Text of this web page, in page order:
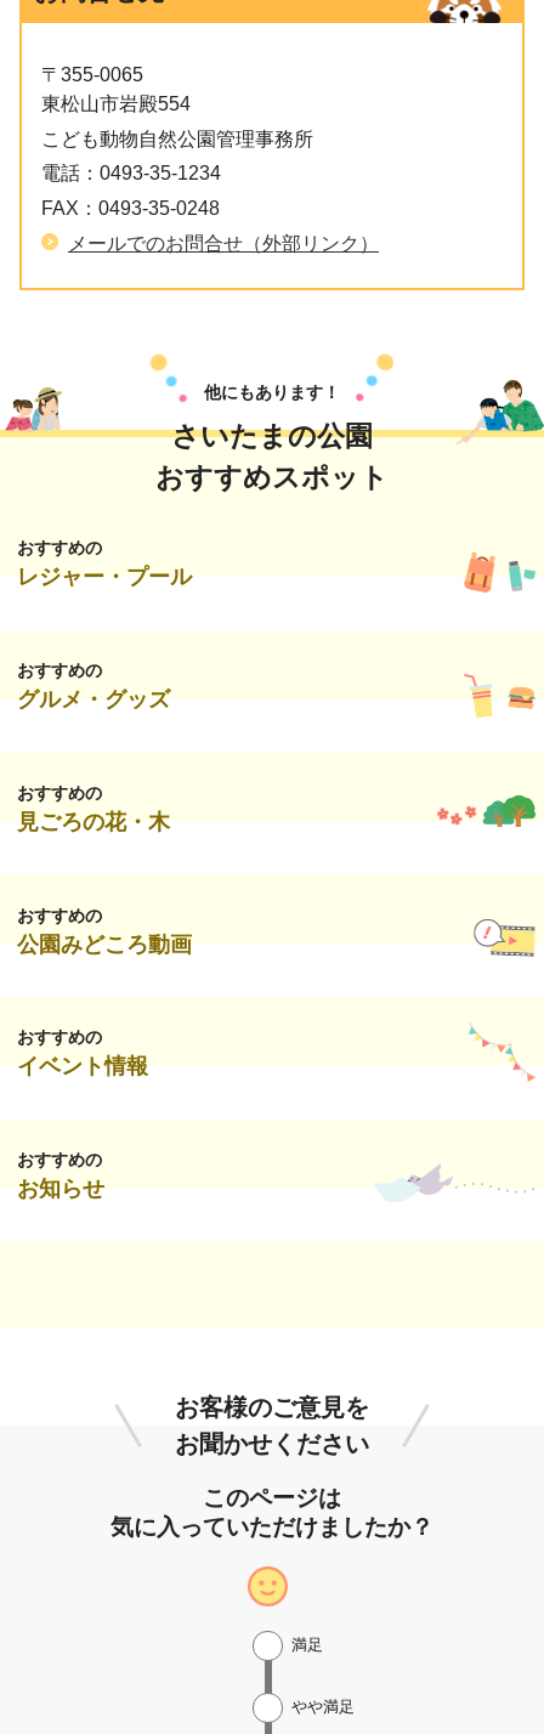
〒355-0065
東松山市岩殿554
こども動物自然公園管理事務所
電話： 0493-35-1234
FAX： 0493-35-0248
メールでのお問合せ（外部リンク）
他にもあります！
さいたまの公園
おすすめスポット
おすすめの
レジャー・プール
おすすめの
グルメ・グッズ
おすすめの
見ごろの花・木
おすすめの
公園みどころ動画
おすすめの
イベント情報
おすすめの
お知らせ
お客様のご意見を
お聞かせください
このページは
気に入っていただけましたか？
やや満足
満足